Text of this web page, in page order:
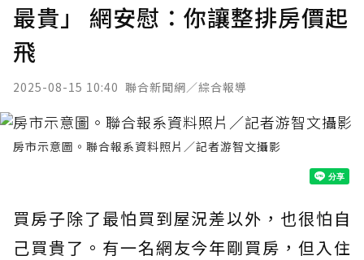
最貴」 網安慰：你讓整排房價起
飛
2025-08-15 10:40 聯合新聞網／綜合報導
房市示意圖。聯合報系資料照片／記者游智文攝影
買房子除了最怕買到屋況差以外，也很怕自
己買貴了。有一名網友今年剛買房，但入住